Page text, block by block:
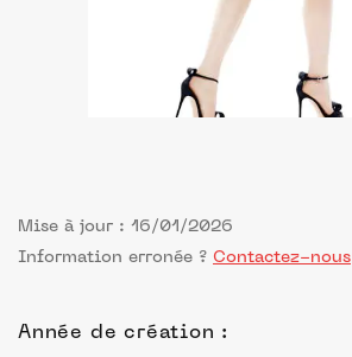
Mise à jour : 16/01/2026
Information erronée ? Contactez-nous
Année de création :